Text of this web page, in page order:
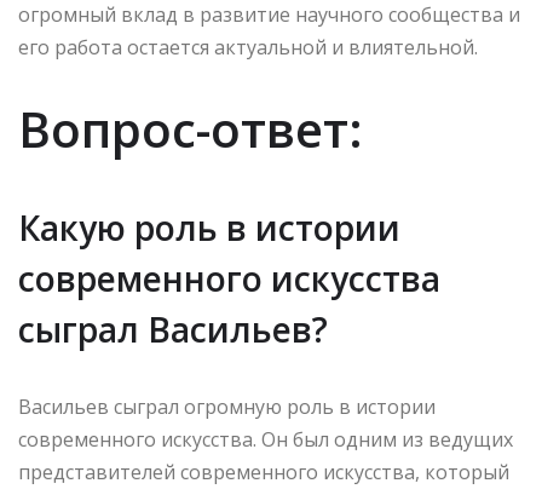
огромный вклад в развитие научного сообщества и
его работа остается актуальной и влиятельной.
Вопрос-ответ:
Какую роль в истории
современного искусства
сыграл Васильев?
Васильев сыграл огромную роль в истории
современного искусства. Он был одним из ведущих
представителей современного искусства, который